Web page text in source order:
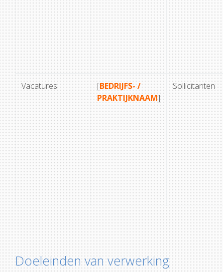
Vacatures [BEDRIJFS- /
PRAKTIJKNAAM]
Sollicitanten
Doeleinden van verwerking